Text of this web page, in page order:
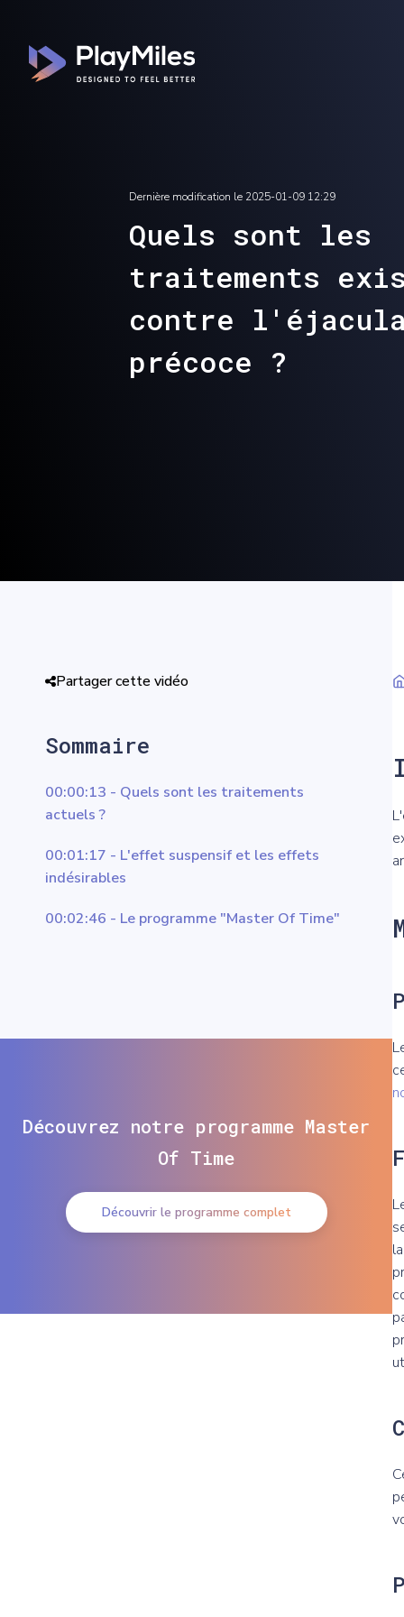
Dernière modification le 2025-01-09 12:29
Quels sont les
traitements
contre
précoce ?
Partager cette vidéo
Sommaire
00:00:13 - Quels sont les traitements
actuels ?
00:01:17 - L'effet suspensif et les effets
indésirables
00:02:46 - Le programme "Master Of Time"
Découvrez notre programme Master
Of Time
Découvrir le programme complet